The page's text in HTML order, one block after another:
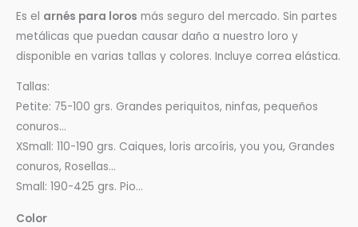
Es el arnés para loros más seguro del mercado. Sin partes
metálicas que puedan causar daño a nuestro loro y
disponible en varias tallas y colores. Incluye correa elástica.
Tallas:
Petite: 75-100 grs. Grandes periquitos, ninfas, pequeños
conuros…
XSmall: 110-190 grs. Caiques, loris arcoíris, you you, Grandes
conuros, Rosellas…
Small: 190-425 grs. Pio…
Color